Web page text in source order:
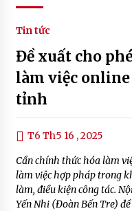
Tin tức
Đề xuất cho
làm việc
tỉnh
T6 Th5 16 , 2025
Cần chính thức hóa làm
làm việc hợp pháp trong
làm, điều kiện công tác.
Yến Nhi (Đoàn Bến Tre)